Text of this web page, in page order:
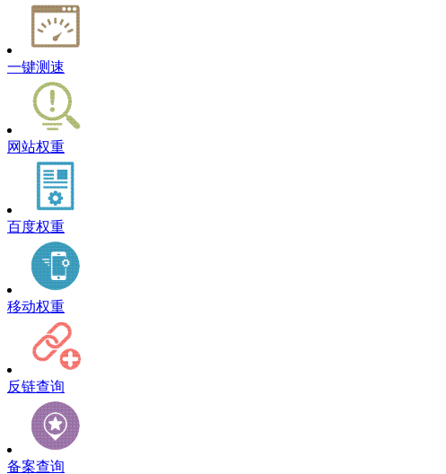
一键测速
网站权重
百度权重
移动权重
反链查询
备案查询